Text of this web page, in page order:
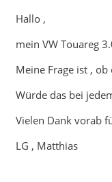
Hallo ,
mein VW Touareg
Meine Frage ist ,
Würde das bei
Vielen Dank vorab
LG , Matthias